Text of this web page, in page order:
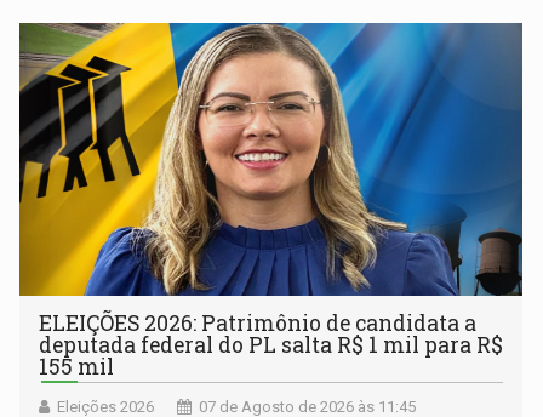
ELEIÇÕES 2026: Patrimônio de candidata a
deputada federal do PL salta R$ 1 mil para R$
155 mil
Eleições 2026 07 de Agosto de 2026 às 11:45